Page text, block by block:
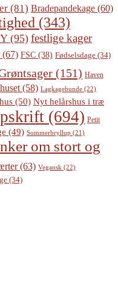
(81) Bradepandekage (60)
(343)
(95) festlige kager
(67) FSC (38) Fødselsdage (34)
(151) Haven
(58) Lagkagebunde (22)
(50) Nyt helårshus i træ
(694) Petit
(49) Sommerbryllup (21)
om stort og
(63) Vegansk (22)
(34)